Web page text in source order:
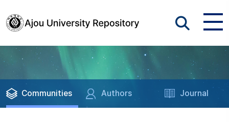
Communities Authors Journal